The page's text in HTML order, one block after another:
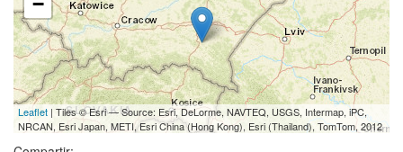
Leaflet | Tiles © Esri — Source: Esri, DeLorme, NAVTEQ, USGS, Intermap, iPC,
NRCAN, Esri Japan, METI, Esri China (Hong Kong), Esri (Thailand), TomTom, 2012